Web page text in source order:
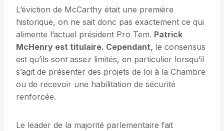
L’éviction de McCarthy était une première
historique, on ne sait donc pas exactement ce qui
alimente l’actuel président Pro Tem. Patrick
McHenry est titulaire. Cependant, le consensus
est qu’ils sont assez limités, en particulier lorsqu’il
s’agit de présenter des projets de loi à la Chambre
ou de recevoir une habilitation de sécurité
renforcée.
Le leader de la majorité parlementaire fait